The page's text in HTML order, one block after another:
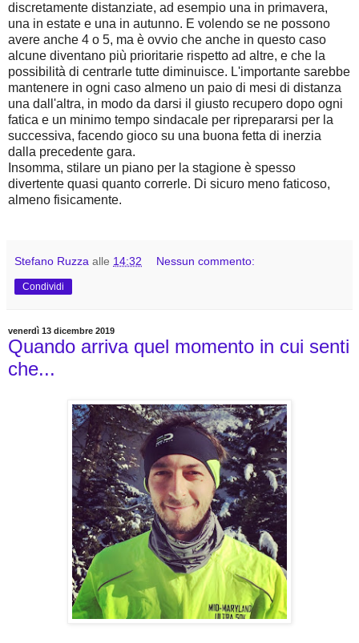
discretamente distanziate, ad esempio una in primavera,
una in estate e una in autunno. E volendo se ne possono
avere anche 4 o 5, ma è ovvio che anche in questo caso
alcune diventano più prioritarie rispetto ad altre, e che la
possibilità di centrarle tutte diminuisce. L'importante sarebbe
mantenere in ogni caso almeno un paio di mesi di distanza
una dall'altra, in modo da darsi il giusto recupero dopo ogni
fatica e un minimo tempo sindacale per riprepararsi per la
successiva, facendo gioco su una buona fetta di inerzia
dalla precedente gara.
Insomma, stilare un piano per la stagione è spesso
divertente quasi quanto correrle. Di sicuro meno faticoso,
almeno fisicamente.
Stefano Ruzza alle 14:32 Nessun commento:
Condividi
venerdì 13 dicembre 2019
Quando arriva quel momento in cui senti
che...